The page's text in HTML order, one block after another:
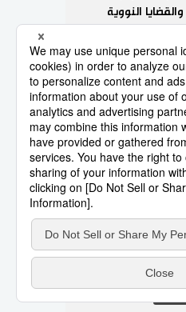
9
النووية
10
المرور الجديدة
في اليابان
اليابان